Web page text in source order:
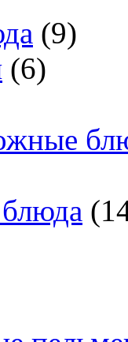
(9)
(6)